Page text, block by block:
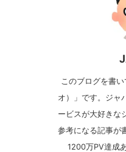
このブログを書
オ）」です。ジャ
ービスが大好きな
参考になる記事が
1200万PV達成